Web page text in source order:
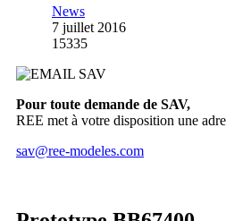
News
7 juillet 2016
15335
Pour toute demande de SAV,
REE met à votre disposition une
sav@ree-modeles.com